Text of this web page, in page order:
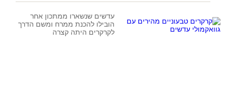
עדשים שנשארו ממתכון אחר
הובילו להכנת ממרח ומשם הדרך
לקרקרים היתה קצרה